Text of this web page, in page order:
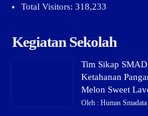
Total Visitors: 318,233
Kegiatan Sekolah
Tim Sikap
Ketahanan
Melon Sweet
Oleh : Humas Smadata